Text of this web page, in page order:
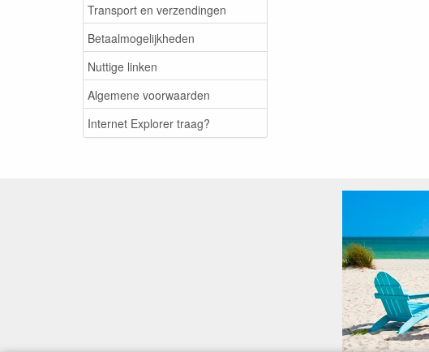
Transport en verzendingen
Betaalmogelijkheden
Nuttige linken
Algemene voorwaarden
Internet Explorer traag?